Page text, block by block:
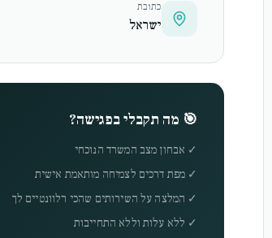
כתובת
ישראל
🎯 מה תקבלי בפגישה?
✓ אבחון מצב המשרד הנוכחי
✓ מפת דרכים לצמיחה מותאמת אישית
✓ המלצה על השירותים שהכי רלוונטיים לך
✓ ללא עלות וללא התחייבות